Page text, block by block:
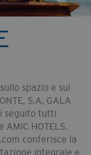
spazio e sui
S.A, GALA
seguito tutti
HOTELS.
conferisce la
integrale e